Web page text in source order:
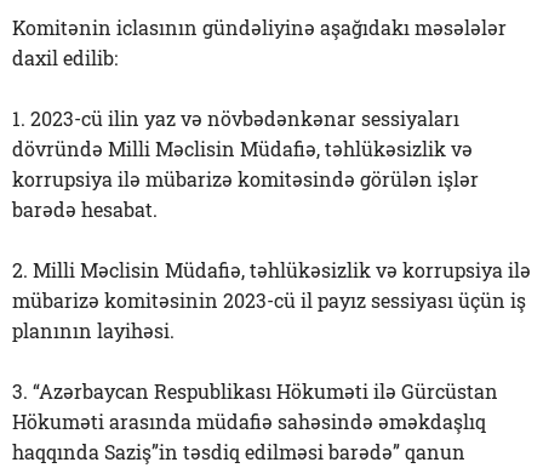
Komitənin iclasının gündəliyinə aşağıdakı məsələlər
daxil edilib:
1. 2023-cü ilin yaz və növbədənkənar sessiyaları
dövründə Milli Məclisin Müdafiə, təhlükəsizlik və
korrupsiya ilə mübarizə komitəsində görülən işlər
barədə hesabat.
2. Milli Məclisin Müdafiə, təhlükəsizlik və korrupsiya ilə
mübarizə komitəsinin 2023-cü il payız sessiyası üçün iş
planının layihəsi.
3. “Azərbaycan Respublikası Hökuməti ilə Gürcüstan
Hökuməti arasında müdafiə sahəsində əməkdaşlıq
haqqında Saziş”in təsdiq edilməsi barədə” qanun